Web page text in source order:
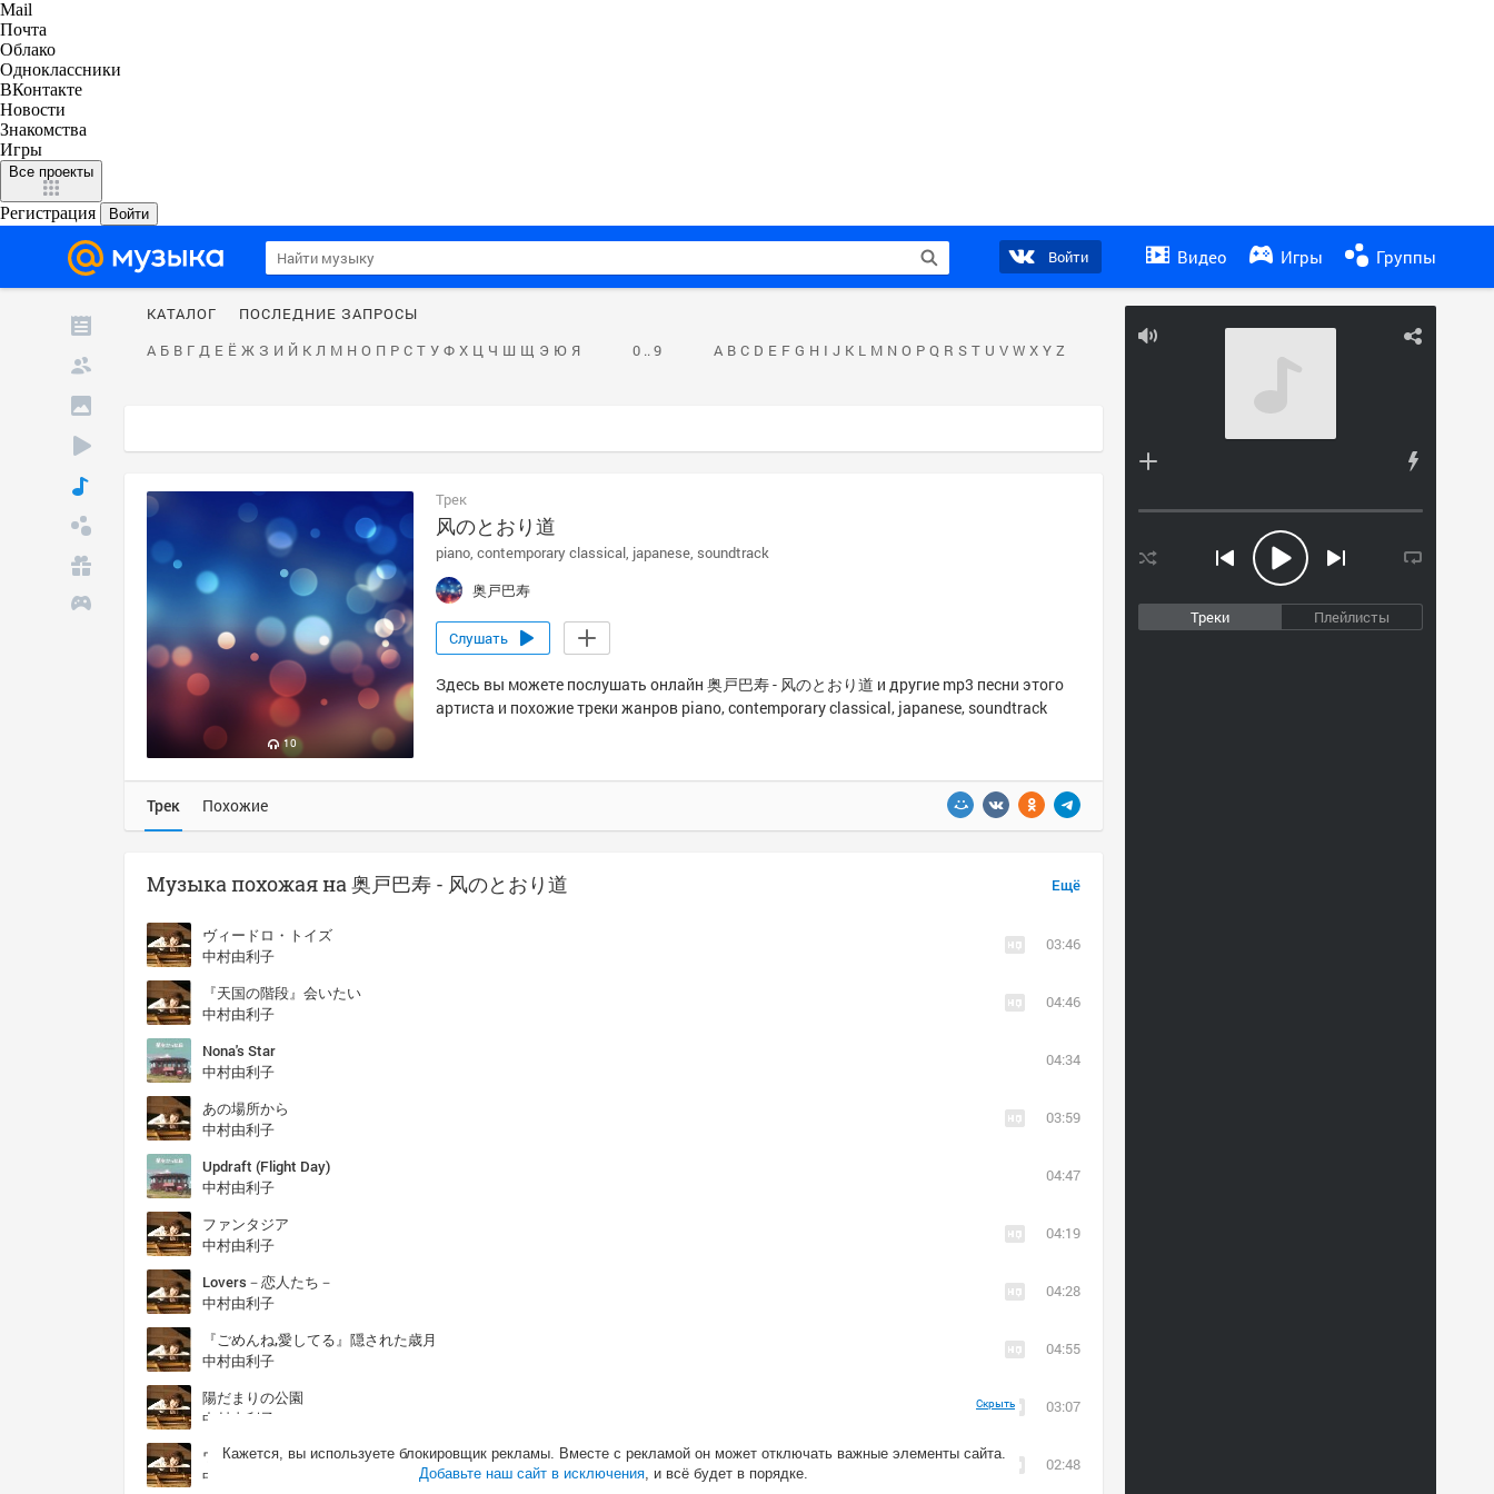
Mail
Почта
Облако
Одноклассники
ВКонтакте
Новости
Знакомства
Игры
Все проекты
Регистрация Войти
Войти Видео Игры Группы
Треки Плейлисты
КАТАЛОГ
ПОСЛЕДНИЕ ЗАПРОСЫ
А Б В Г Д Е Ё Ж З И Й К Л М Н О П Р С Т У Ф Х Ц Ч Ш Щ Э Ю Я 0 .. 9 A B C D E F G H I J K L M N O P Q R S T U V W X Y Z
10
Трек
风のとおり道
piano contemporary classical japanese soundtrack
奥戸巴寿
Слушать
Здесь вы можете послушать онлайн 奥戸巴寿 - 风のとおり道 и другие mp3 песни этого
артиста и похожие треки жанров piano, contemporary classical, japanese, soundtrack
Трек Похожие
Ещё
Музыка похожая на 奥戸巴寿 - 风のとおり道
ヴィードロ・トイズ
中村由利子
03:46
『天国の階段』会いたい
中村由利子
04:46
Nona's Star
中村由利子
04:34
あの場所から
中村由利子
03:59
Updraft (Flight Day)
中村由利子
04:47
ファンタジア
中村由利子
04:19
Lovers－恋人たち－
中村由利子
04:28
『ごめんね,愛してる』隠された歳月
中村由利子
04:55
陽だまりの公園
中村由利子
03:07
ウィスパリング・アイズ
中村由利子
02:48
Кажется, вы используете блокировщик рекламы. Вместе с рекламой он может отключать важные элементы сайта.
Добавьте наш сайт в исключения, и всё будет в порядке.
Скрыть